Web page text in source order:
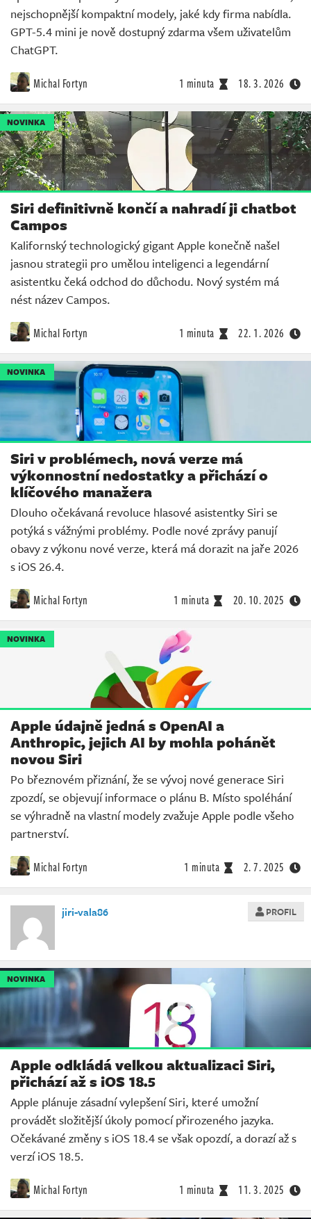
nejschopnější kompaktní modely, jaké kdy firma nabídla.
GPT-5.4 mini je nově dostupný zdarma všem uživatelům
ChatGPT.
Michal Fortyn 1 minuta 18. 3. 2026
NOVINKA
Siri definitivně končí a nahradí ji chatbot
Campos
Kalifornský technologický gigant Apple konečně našel
jasnou strategii pro umělou inteligenci a legendární
asistentku čeká odchod do důchodu. Nový systém má
nést název Campos.
Michal Fortyn 1 minuta 22. 1. 2026
NOVINKA
Siri v problémech, nová verze má
výkonnostní nedostatky a přichází o
klíčového manažera
Dlouho očekávaná revoluce hlasové asistentky Siri se
potýká s vážnými problémy. Podle nové zprávy panují
obavy z výkonu nové verze, která má dorazit na jaře 2026
s iOS 26.4.
Michal Fortyn 1 minuta 20. 10. 2025
NOVINKA
Apple údajně jedná s OpenAI a
Anthropic, jejich AI by mohla pohánět
novou Siri
Po březnovém přiznání, že se vývoj nové generace Siri
zpozdí, se objevují informace o plánu B. Místo spoléhání
se výhradně na vlastní modely zvažuje Apple podle všeho
partnerství.
Michal Fortyn 1 minuta 2. 7. 2025
jiri-vala86 PROFIL
NOVINKA
Apple odkládá velkou aktualizaci Siri,
přichází až s iOS 18.5
Apple plánuje zásadní vylepšení Siri, které umožní
provádět složitější úkoly pomocí přirozeného jazyka.
Očekávané změny s iOS 18.4 se však opozdí, a dorazí až s
verzí iOS 18.5.
Michal Fortyn 1 minuta 11. 3. 2025